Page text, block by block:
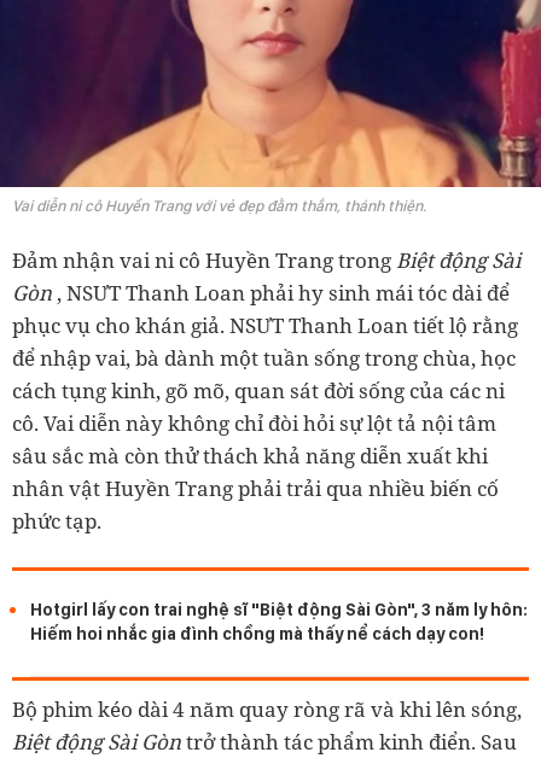
Vai diễn ni cô Huyền Trang với vẻ đẹp đằm thắm, thánh thiện.
Đảm nhận vai ni cô Huyền Trang trongBiệt động Sài
Gòn , NSƯT Thanh Loan phải hy sinh mái tóc dài để
phục vụ cho khán giả. NSƯT Thanh Loan tiết lộ rằng
để nhập vai, bà dành một tuần sống trong chùa, học
cách tụng kinh, gõ mõ, quan sát đời sống của các ni
cô. Vai diễn này không chỉ đòi hỏi sự lột tả nội tâm
sâu sắc mà còn thử thách khả năng diễn xuất khi
nhân vật Huyền Trang phải trải qua nhiều biến cố
phức tạp.
Hotgirl lấy con trai nghệ sĩ "Biệt động Sài Gòn", 3 năm ly hôn:
Hiếm hoi nhắc gia đình chồng mà thấy nể cách dạy con!
Bộ phim kéo dài 4 năm quay ròng rã và khi lên sóng,
Biệt động Sài Gòntrở thành tác phẩm kinh điển. Sau